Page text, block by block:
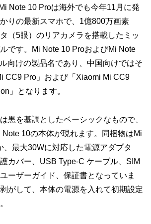
Note 10 Proは海外でも今年11月に発
りの最新スマホで、1億800万画素
（5眼）のリアカメラを搭載したミッ
です。Mi Note 10 ProおよびMi Note
向けの製品名であり、中国向けではそ
CC9 Pro」および「Xiaomi Mi CC9
」となります。
黒を基調としたベーシックなもので、
Note 10の本体が現れます。同梱物はMi
、最大30Wに対応した電源アダプタ
カバー、USB Type-C ケーブル、SIM
ーザーガイド、保証書となっていま
がして、本体の電源を入れて初期設定